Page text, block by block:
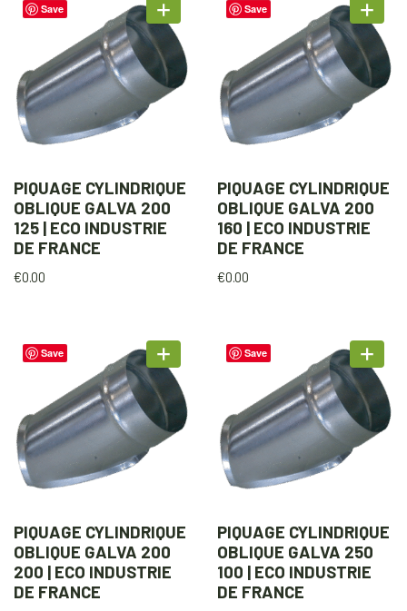
Save
PIQUAGE CYLINDRIQUE
OBLIQUE GALVA 200
125 | ECO INDUSTRIE
DE FRANCE
€0.00
Save
PIQUAGE CYLINDRIQUE
OBLIQUE GALVA 200
160 | ECO INDUSTRIE
DE FRANCE
€0.00
Save
PIQUAGE CYLINDRIQUE
OBLIQUE GALVA 200
200 | ECO INDUSTRIE
DE FRANCE
Save
PIQUAGE CYLINDRIQUE
OBLIQUE GALVA 250
100 | ECO INDUSTRIE
DE FRANCE